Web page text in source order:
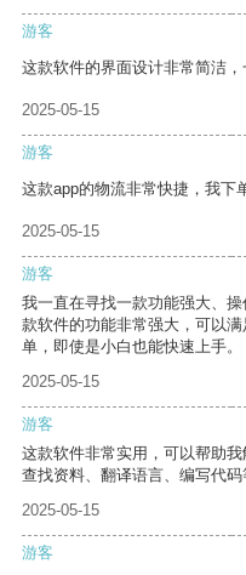
游客
这款软件的界面设计非常简洁，
2025-05-15
游客
这款app的物流非常快捷，我下
2025-05-15
游客
我一直在寻找一款功能强大、
款软件的功能非常强大，可以
单，即使是小白也能快速上手。
2025-05-15
游客
这款软件非常实用，可以帮助
查找资料、翻译语言、编写代码
2025-05-15
游客